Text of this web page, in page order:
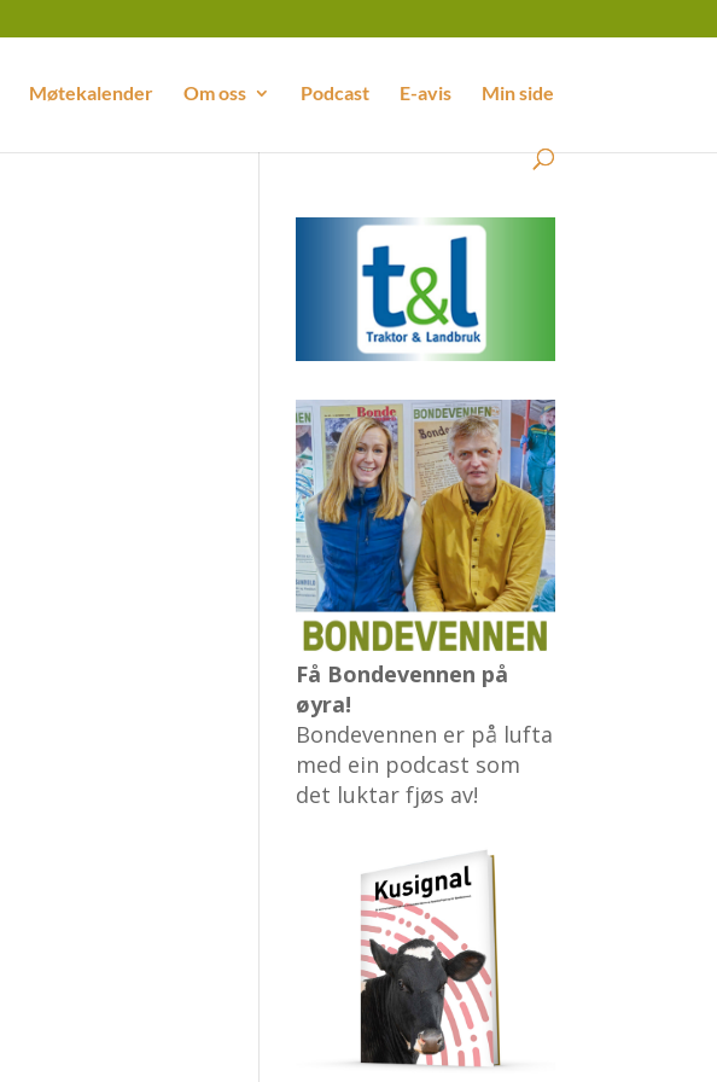
Møtekalender Om oss Podcast E-avis Min side
Få Bondevennen på
øyra!
Bondevennen er på lufta
med ein podcast som
det luktar fjøs av!